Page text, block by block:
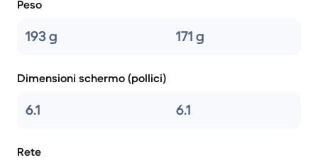
Peso
193 g 171 g
Dimensioni schermo (pollici)
6.1 6.1
Rete